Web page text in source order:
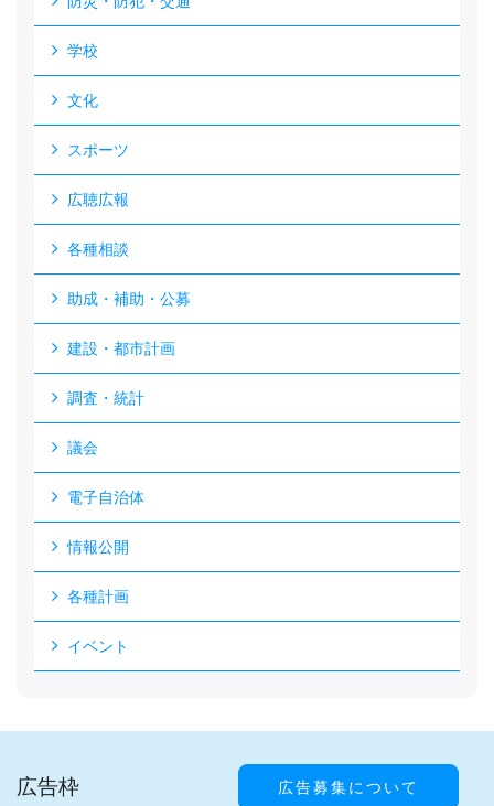
学校
文化
スポーツ
広聴広報
各種相談
助成・補助・公募
建設・都市計画
調査・統計
議会
電子自治体
情報公開
各種計画
イベント
広告枠 広告募集について